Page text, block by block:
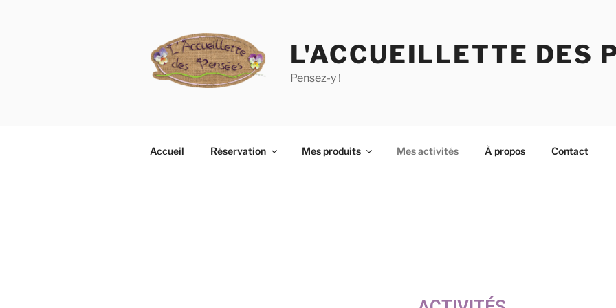
L'ACCUEILLETTE DES
Pensez-y !
Accueil Réservation Mes produits Mes activités À propos Contact